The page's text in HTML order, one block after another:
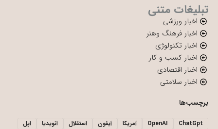
تبلیغات متنی
اخبار ورزشی
اخبار فرهنگ وهنر
اخبار تکنولوژی
اخبار کسب و کار
اخبار اقتصادی
اخبار سلامتی
برچسب‌ها
ChatGpt
OpenAI آمریکا آیفون استقلال انویدیا اپل